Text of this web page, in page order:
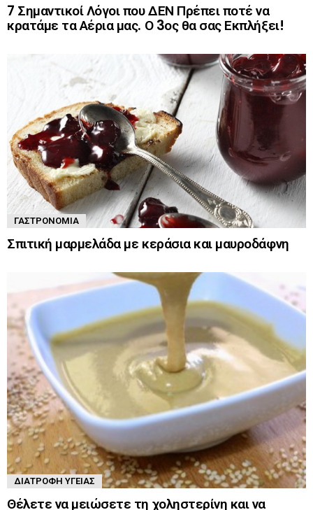
7 Σημαντικοί Λόγοι που ΔΕΝ Πρέπει ποτέ να
κρατάμε τα Αέρια μας. Ο 3ος θα σας Εκπλήξει!
ΓΑΣΤΡΟΝΟΜΊΑ
Σπιτική μαρμελάδα με κεράσια και μαυροδάφνη
ΔΙΑΤΡΟΦΉ ΥΓΕΊΑΣ
Θέλετε να μειώσετε τη χοληστερίνη και να